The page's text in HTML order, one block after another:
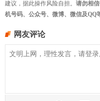
建议，据此操作风险自担。 请勿相
机号码、公众号、微博、微信及QQ
网友评论